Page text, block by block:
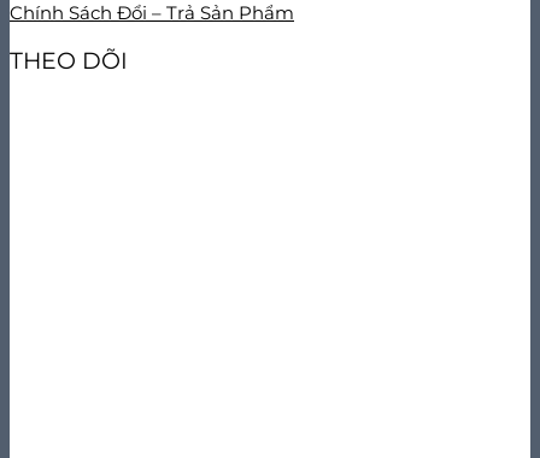
Chính Sách Đổi – Trả Sản Phẩm
THEO DÕI